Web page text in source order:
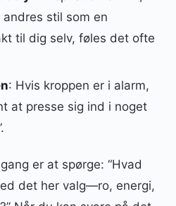
stil som en
til dig selv, føles det ofte
: Hvis kroppen er i alarm,
at presse sig ind i noget
er at spørge: “Hvad
det her valg—ro, energi,